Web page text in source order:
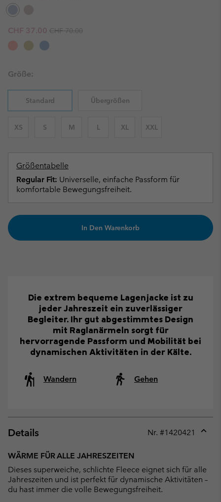
Sale price:
CHF 37.00 Regular price:
CHF 70.00
Größe:
Standard Übergrößen
XS S M L XL XXL
Größentabelle
Regular Fit: Universelle, einfache Passform für
komfortable Bewegungsfreiheit.
In Den Warenkorb
Die extrem bequeme Lagenjacke ist zu
jeder Jahreszeit ein zuverlässiger
Begleiter. Ihr gut abgestimmtes Design
mit Raglanärmeln sorgt für
hervorragende Passform und Mobilität bei
dynamischen Aktivitäten in der Kälte.
Wandern Gehen
Details Nr. #1420421
WÄRME FÜR ALLE JAHRESZEITEN
Dieses superweiche, schlichte Fleece eignet sich für alle
Jahreszeiten und ist perfekt für dynamische Aktivitäten –
du hast immer die volle Bewegungsfreiheit.